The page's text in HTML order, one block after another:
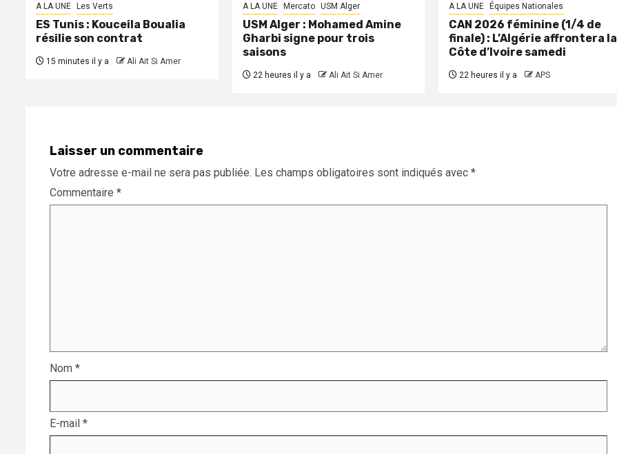
A LA UNE Les Verts
ES Tunis : Kouceila Boualia
résilie son contrat
15 minutes il y a Ali Ait Si Amer
A LA UNE Mercato USM Alger
USM Alger : Mohamed Amine
Gharbi signe pour trois
saisons
22 heures il y a Ali Ait Si Amer
A LA UNE Équipes Nationales
CAN 2026 féminine (1/4 de
finale) : L’Algérie affrontera la
Côte d’Ivoire samedi
22 heures il y a APS
Laisser un commentaire
Votre adresse e-mail ne sera pas publiée. Les champs obligatoires sont indiqués avec *
Commentaire *
Nom *
E-mail *